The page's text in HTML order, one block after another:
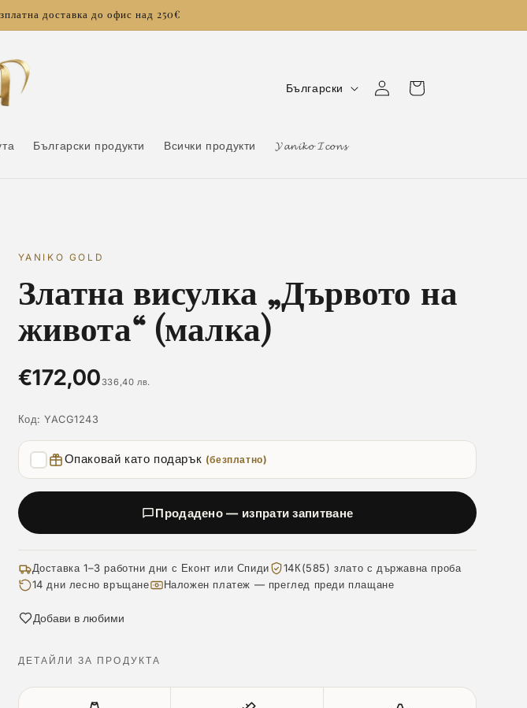
доставка до офис над 250€
Български продукти Всички продукти 𝓨𝓪𝓷𝓲𝓴𝓸 𝓘𝓬𝓸𝓷𝓼
Е
к
Български ВлизанеКоличка
YANIKO GOLD
Златна висулка „Дървото на
живота“ (малка)
€172,00336,40 лв.
Код:YACG1243
Опаковай като подарък (безплатно)
Продадено — изпрати запитване
Доставка 1–3 работни дни с Еконт или Спиди
14К(585) злато с държавна проба
14 дни лесно връщане
Наложен платеж — преглед преди плащане
Добави в любими
ДЕТАЙЛИ ЗА ПРОДУКТА